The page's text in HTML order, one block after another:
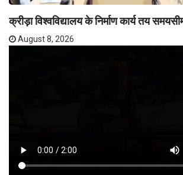
क्रीड़ा विश्वविद्यालय के निर्माण कार्य तय
August 8, 2026